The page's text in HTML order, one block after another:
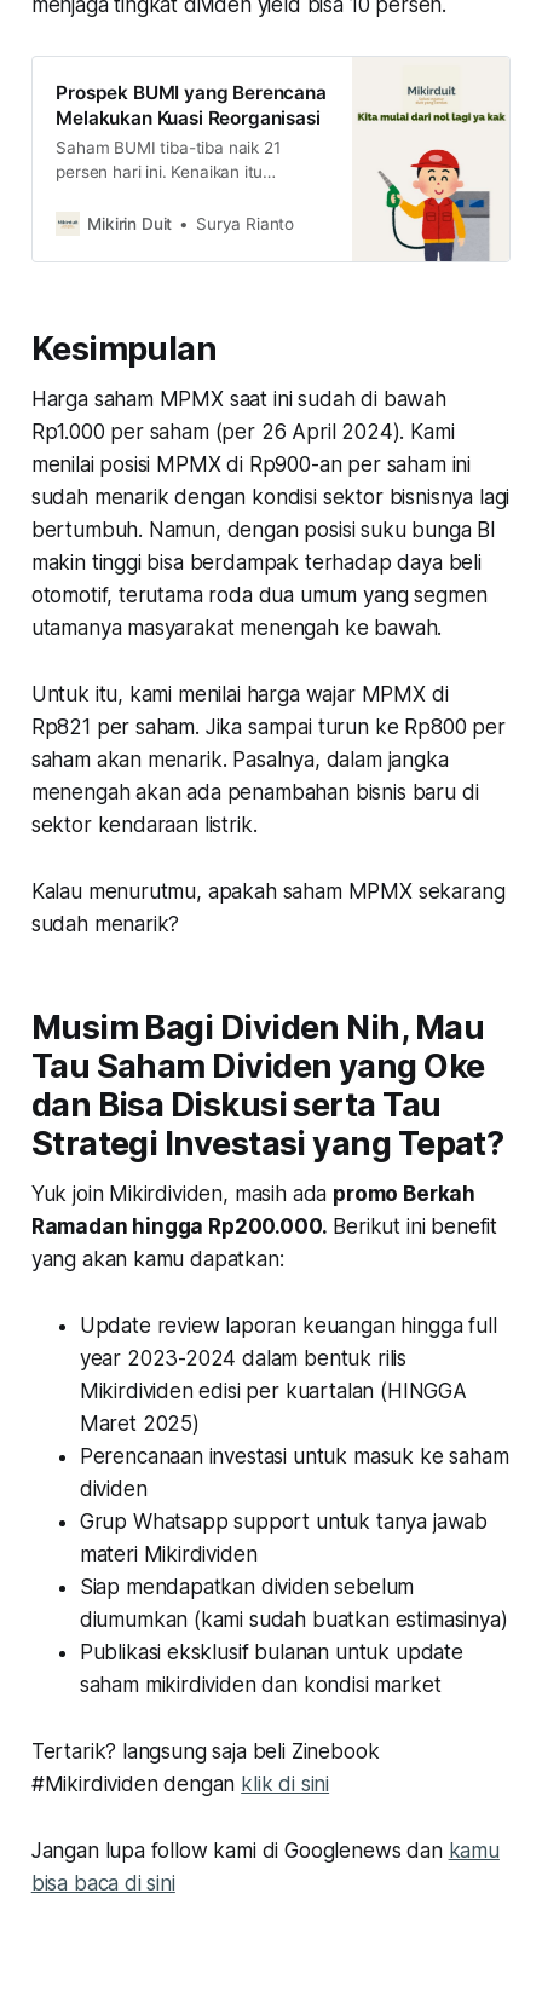
Prospek BUMI yang Berencana
Melakukan Kuasi Reorganisasi
Saham BUMI tiba-tiba naik 21
persen hari ini. Kenaikan itu
rencana aksi korporasi kuasi
nasib saham BUMI selanjutnya?
Mikirin Duit Surya Rianto
Kesimpulan
Harga saham MPMX saat ini sudah di bawah
Rp1.000 per saham (per 26 April 2024). Kami
menilai posisi MPMX di Rp900-an per saham ini
sudah menarik dengan kondisi sektor bisnisnya lagi
bertumbuh. Namun, dengan posisi suku bunga BI
makin tinggi bisa berdampak terhadap daya beli
otomotif, terutama roda dua umum yang segmen
utamanya masyarakat menengah ke bawah.
Untuk itu, kami menilai harga wajar MPMX di
Rp821 per saham. Jika sampai turun ke Rp800 per
saham akan menarik. Pasalnya, dalam jangka
menengah akan ada penambahan bisnis baru di
sektor kendaraan listrik.
Kalau menurutmu, apakah saham MPMX sekarang
sudah menarik?
Musim Bagi Dividen Nih, Mau
Tau Saham Dividen yang Oke
dan Bisa Diskusi serta Tau
Strategi Investasi yang Tepat?
Yuk join Mikirdividen, masih ada promo Berkah
Ramadan hingga Rp200.000. Berikut ini benefit
yang akan kamu dapatkan:
Update review laporan keuangan hingga full
year 2023-2024 dalam bentuk rilis
Mikirdividen edisi per kuartalan (HINGGA
Maret 2025)
Perencanaan investasi untuk masuk ke saham
dividen
Grup Whatsapp support untuk tanya jawab
materi Mikirdividen
Siap mendapatkan dividen sebelum
diumumkan (kami sudah buatkan estimasinya)
Publikasi eksklusif bulanan untuk update
saham mikirdividen dan kondisi market
Tertarik? langsung saja beli Zinebook
#Mikirdividen dengan klik di sini
Jangan lupa follow kami di Googlenews dan kamu
bisa baca di sini